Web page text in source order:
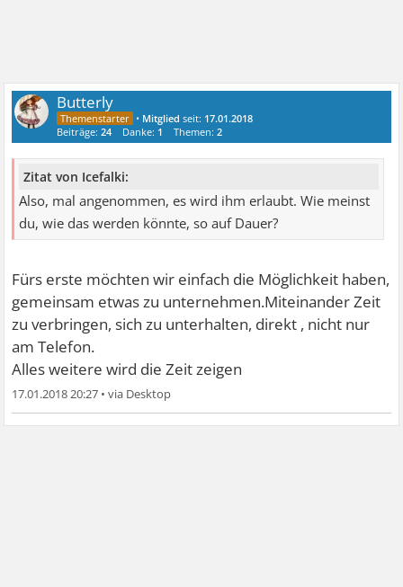
Butterly
• Mitglied seit: 17.01.2018
Beiträge:24 Danke: 1 Themen:2
Zitat von Icefalki:
Also, mal angenommen, es wird ihm erlaubt. Wie meinst
du, wie das werden könnte, so auf Dauer?
Fürs erste möchten wir einfach die Möglichkeit haben,
gemeinsam etwas zu unternehmen.Miteinander Zeit
zu verbringen, sich zu unterhalten, direkt , nicht nur
am Telefon.
Alles weitere wird die Zeit zeigen
17.01.2018 20:27 •